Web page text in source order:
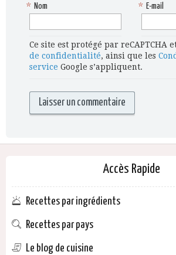
Nom
* E-mail
*
Ce site est protégé par reCAPTCHA
de confidentialité, ainsi que les
service Google s’appliquent.
Accès Rapide
Recettes par ingrédients
Recettes par pays
Le blog de cuisine